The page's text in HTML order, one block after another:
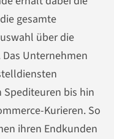
gesamte
über die
Unternehmen
bis hin
Kurieren. So
ihren Endkunden